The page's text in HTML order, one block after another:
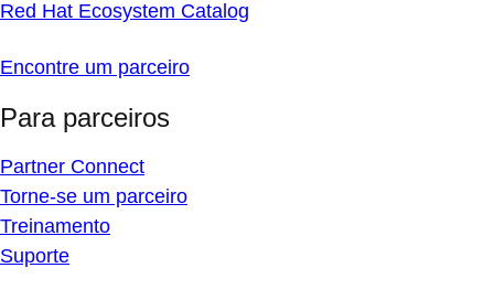
Red Hat Ecosystem Catalog
Encontre um parceiro
Para parceiros
Partner Connect
Torne-se um parceiro
Treinamento
Suporte